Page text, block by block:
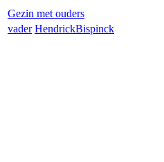
Gezin met ouders
vader HendrickBispinck